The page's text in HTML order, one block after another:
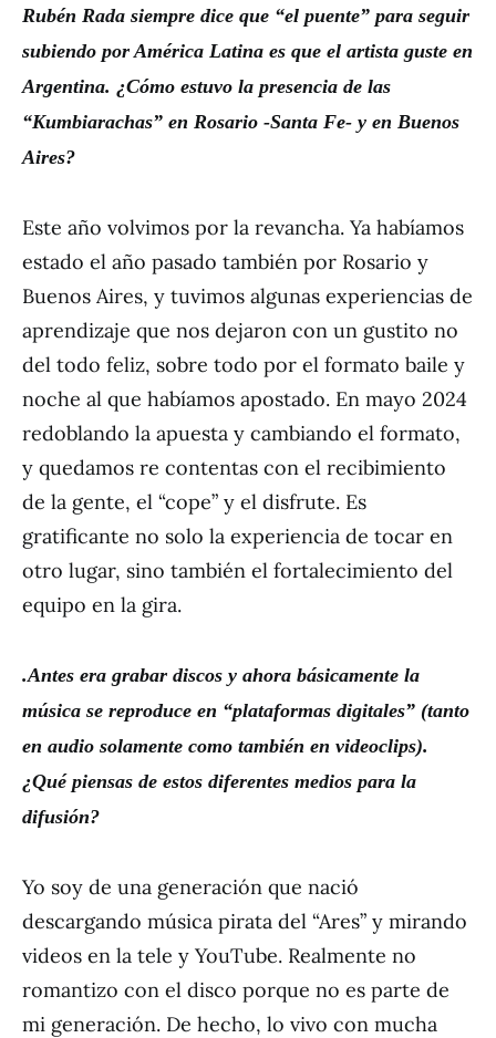
Rubén Rada siempre dice que “el puente” para seguir
subiendo por América Latina es que el artista guste en
Argentina. ¿Cómo estuvo la presencia de las
“Kumbiarachas” en Rosario -Santa Fe- y en Buenos
Aires?
Este año volvimos por la revancha. Ya habíamos
estado el año pasado también por Rosario y
Buenos Aires, y tuvimos algunas experiencias de
aprendizaje que nos dejaron con un gustito no
del todo feliz, sobre todo por el formato baile y
noche al que habíamos apostado. En mayo 2024
redoblando la apuesta y cambiando el formato,
y quedamos re contentas con el recibimiento
de la gente, el “cope” y el disfrute. Es
gratificante no solo la experiencia de tocar en
otro lugar, sino también el fortalecimiento del
equipo en la gira.
.Antes era grabar discos y ahora básicamente la
música se reproduce en “plataformas digitales” (tanto
en audio solamente como también en videoclips).
¿Quépiensas de estos diferentes medios para la
difusión?
Yo soy de una generación que nació
descargando música pirata del “Ares” y mirando
videos en la tele y YouTube. Realmente no
romantizo con el disco porque no es parte de
mi generación. De hecho, lo vivo con mucha